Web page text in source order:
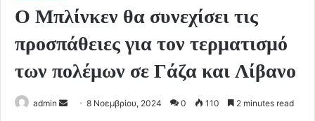
Ο Μπλίνκεν θα συνεχίσει τις
προσπάθειες για τον τερματισμό
των πολέμων σε Γάζα και Λίβανο
admin
Send8 Νοεμβρίου, 2024 0 110 2 minutes read